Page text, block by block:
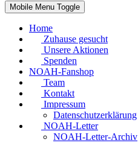
Mobile Menu Toggle
Home
Zuhause gesucht
Unsere Aktionen
Spenden
NOAH-Fanshop
Team
Kontakt
Impressum
Datenschutzerklärung
NOAH-Letter
NOAH-Letter-Archiv